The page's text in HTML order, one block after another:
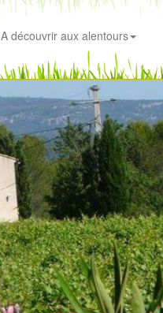
A découvrir aux alentours